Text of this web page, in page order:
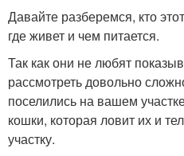
Давайте разберемся, кто
где живет и чем питается.
Так как они не любят
рассмотреть довольно
поселились на вашем
кошки, которая ловит их и
участку.